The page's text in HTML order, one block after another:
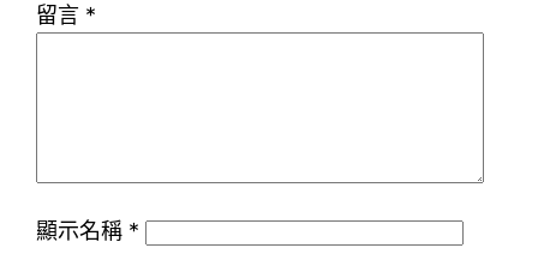
留言 *
顯示名稱 *